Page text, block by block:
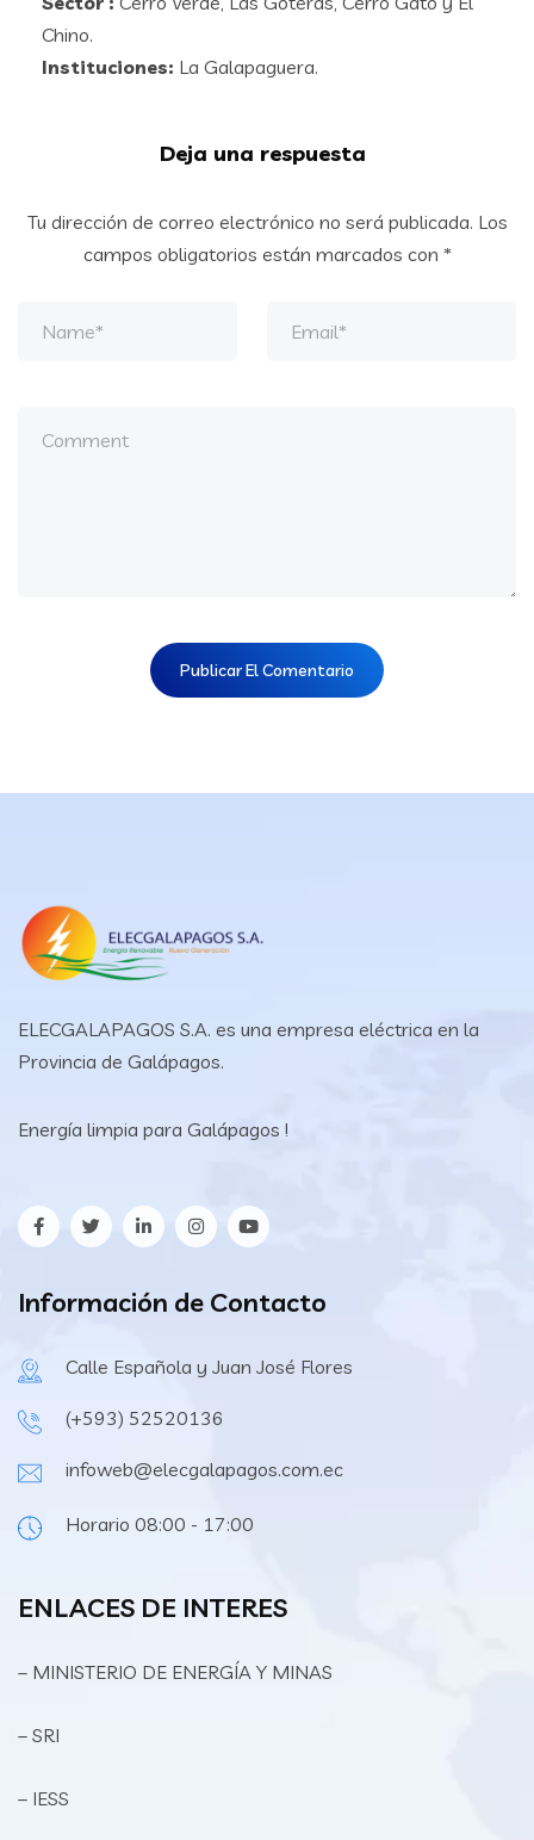
Chino.
Instituciones: La Galapaguera.
Deja una respuesta
Tu dirección de correo electrónico no será publicada. Los
campos obligatorios están marcados con *
ELECGALAPAGOS S.A. es una empresa eléctrica en la
Provincia de Galápagos.
Energía limpia para Galápagos !
Información de Contacto
Calle Española y Juan José Flores
(+593) 52520136
infoweb@elecgalapagos.com.ec
Horario 08:00 - 17:00
ENLACES DE INTERES
– MINISTERIO DE ENERGÍA Y MINAS
– SRI
– IESS